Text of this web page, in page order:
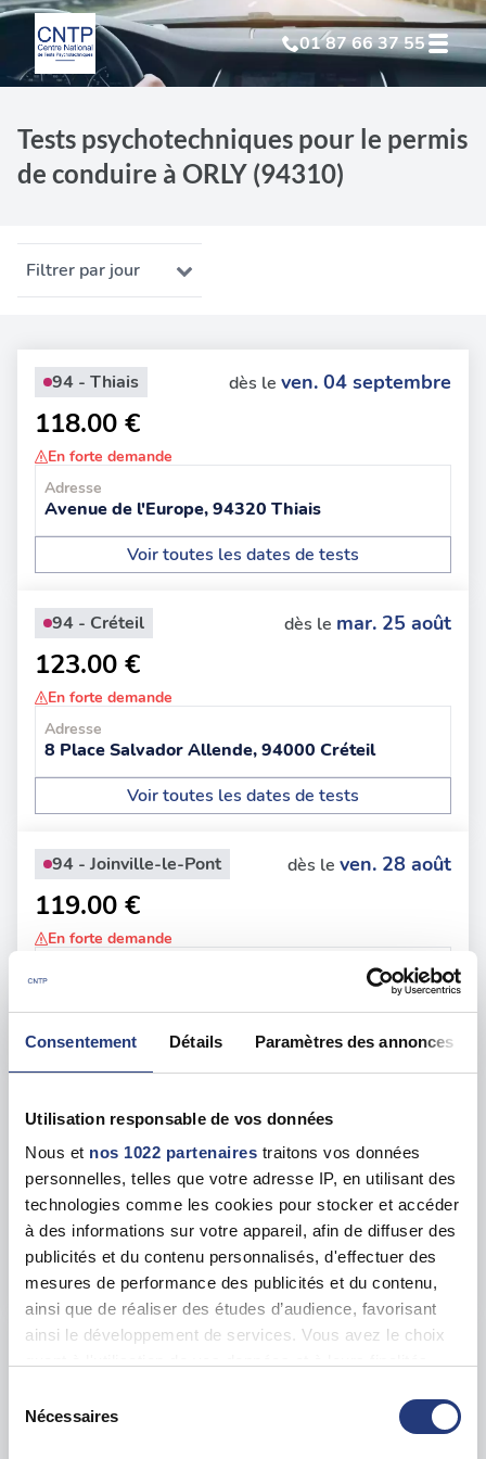
Consentement Détails Paramètres des annonces
Utilisation responsable de vos données
Nous et nos 1022 partenaires traitons vos données
personnelles, telles que votre adresse IP, en utilisant des
technologies comme les cookies pour stocker et accéder
à des informations sur votre appareil, afin de diffuser des
publicités et du contenu personnalisés, d'effectuer des
mesures de performance des publicités et du contenu,
ainsi que de réaliser des études d’audience, favorisant
ainsi le développement de services. Vous avez le choix
tout moment en consultant la Déclaration relative aux
cookies ou en cliquant sur l'icône de confidentialité.
Nécessaires
01 87 66 37 55
Test Psychotechniquesuite à annulation
Test Psychotechnique
Test Psychotechnique
Tests psychotechniques pour le permis
de conduire à ORLY (94310)
Filtrer par jour
94 - Thiais dès le ven. 04 septembre
118.00 €
En forte demande
Adresse
Avenue de l'Europe, 94320 Thiais
Voir toutes les dates de tests
94 - Créteil dès le mar. 25 août
123.00 €
En forte demande
Adresse
8 Place Salvador Allende, 94000 Créteil
Voir toutes les dates de tests
94 - Joinville-le-Pont dès le ven. 28 août
119.00 €
En forte demande
15 Av. Jean Jaurès, 94340 Joinville-le-Pont
Voir toutes les dates de tests
dès le
123.00 €
En forte demande
Adresse
16 Rue de Fontenay, 94300 Vincennes
Voir toutes les dates de tests
94 - Fontenay-sous-Bois dès le mar. 25 août
En forte demande